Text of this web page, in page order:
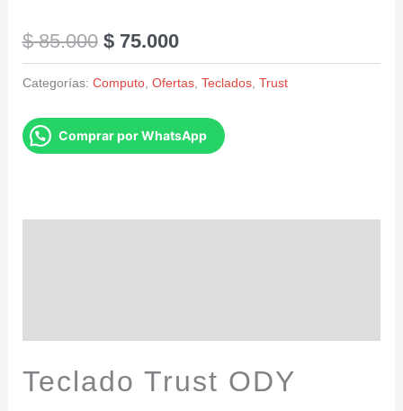
$85.000 $75.000
Categorías: Computo, Ofertas, Teclados, Trust
Comprar por WhatsApp
Teclado Trust ODY